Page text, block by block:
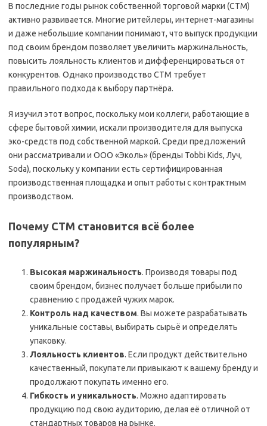
В последние годы рынок собственной торговой марки (СТМ)
активно развивается. Многие ритейлеры, интернет-магазины
и даже небольшие компании понимают, что выпуск продукции
под своим брендом позволяет увеличить маржинальность,
повысить лояльность клиентов и дифференцироваться от
конкурентов. Однако производство СТМ требует
правильного подхода к выбору партнёра.
Я изучил этот вопрос, поскольку мои коллеги, работающие в
сфере бытовой химии, искали производителя для выпуска
эко-средств под собственной маркой. Среди предложений
они рассматривали и ООО «Эколь» (бренды Tobbi Kids, Луч,
Soda), поскольку у компании есть сертифицированная
производственная площадка и опыт работы с контрактным
производством.
Почему СТМ становится всё более
популярным?
Высокая маржинальность. Производя товары под
своим брендом, бизнес получает больше прибыли по
сравнению с продажей чужих марок.
Контроль над качеством. Вы можете разрабатывать
уникальные составы, выбирать сырьё и определять
упаковку.
Лояльность клиентов. Если продукт действительно
качественный, покупатели привыкают к вашему бренду и
продолжают покупать именно его.
Гибкость и уникальность. Можно адаптировать
продукцию под свою аудиторию, делая её отличной от
стандартных товаров на рынке.